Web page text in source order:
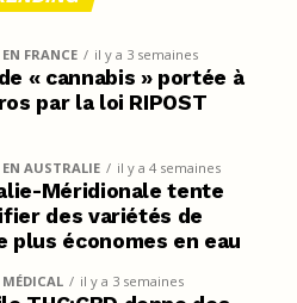
FRANCE il y a 3 semaines
« cannabis » portée à
par la loi RIPOST
AUSTRALIE il y a 4 semaines
Méridionale tente
des variétés de
plus économes en eau
il y a 3 semaines